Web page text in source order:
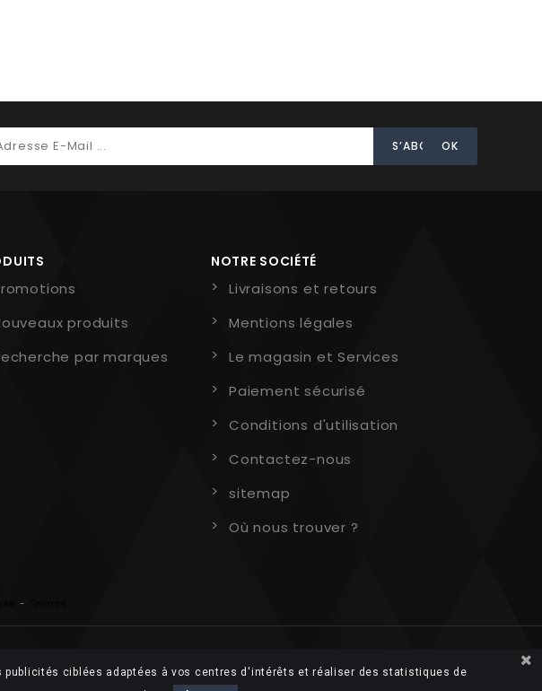
produits
par marques
NOTRE SOCIÉTÉ
Livraisons et retours
Mentions légales
Le magasin et Services
Paiement sécurisé
Conditions d'utilisation
Contactez-nous
sitemap
Où nous trouver ?
-
ciblées adaptées à vos centres d'intérêts et réaliser des statistiques de